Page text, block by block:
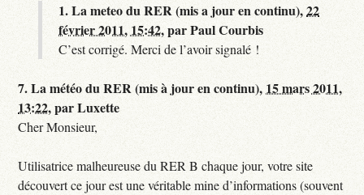
1.La meteo du RER (mis a jour en continu),22
février 2011, 15:42,parPaul Courbis
C’est corrigé. Merci de l’avoir signalé !
7.La météo du RER (mis à jour en continu), 15 mars 2011,
13:22,parLuxette
Cher Monsieur,
Utilisatrice malheureuse du RER B chaque jour, votre site
découvert ce jour est une véritable mine d’informations (souvent